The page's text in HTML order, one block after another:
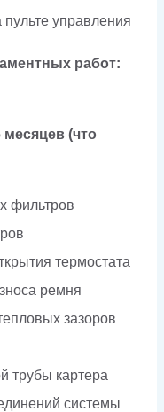
пульте управления
работ:
(что
фильтров
термостата
ремня
зазоров
трубы картера
системы